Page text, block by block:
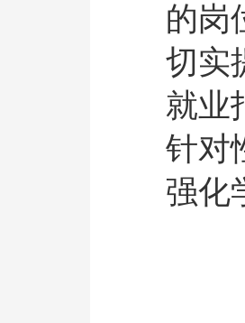
的岗
切实
就业
针对
强化